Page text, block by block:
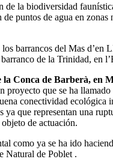
la biodiversidad
puntos de agua en
barrancos del Mas
de la Trinidad, en
la Conca de Barberà, en
proyecto que se ha llamado
conectividad ecológica
que representan una
de actuación.
como ya se ha ido
Natural de Poblet .